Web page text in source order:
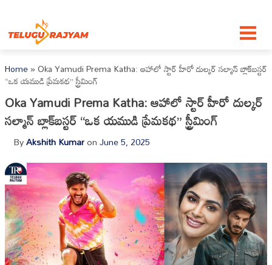
Home»Oka Yamudi Prema Katha: ఆహాలో స్టార్ హీరో దుల్కర్ సల్మాన్ బ్లాక్‌బస్టర్
“ఒక యముడి ప్రేమకథ” స్ట్రీమింగ్
Oka Yamudi Prema Katha: ఆహాలో స్టార్ హీరో దుల్కర్
సల్మాన్ బ్లాక్‌బస్టర్ “ఒక యముడి ప్రేమకథ” స్ట్రీమింగ్
ByAkshith KumaronJune 5, 2025